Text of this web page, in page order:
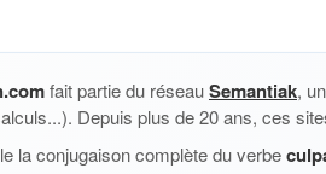
fait partie du réseauSemantiak,
Depuis plus de 20 ans, ces
la conjugaison complète du verbe